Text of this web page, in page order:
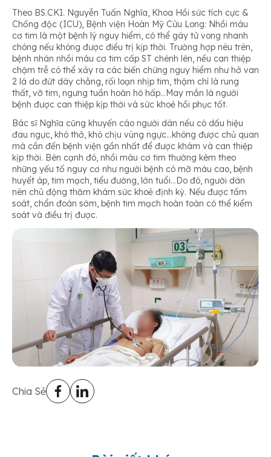
Theo BS.CKI. Nguyễn Tuấn Nghĩa, Khoa Hồi sức tích cực &
Chống độc (ICU), Bệnh viện Hoàn Mỹ Cửu Long: Nhồi máu
cơ tim là một bệnh lý nguy hiểm, có thể gây tử vong nhanh
chóng nếu không được điều trị kịp thời. Trường hợp nêu trên,
bệnh nhân nhồi máu cơ tim cấp ST chênh lên, nếu can thiệp
chậm trễ có thể xảy ra các biến chứng nguy hiểm như hở van
2 lá do đứt dây chằng, rối loạn nhịp tim, thậm chí là rung
thất, vỡ tim, ngưng tuần hoàn hô hấp…May mắn là người
bệnh được can thiệp kịp thời và sức khoẻ hồi phục tốt.
Bác sĩ Nghĩa cũng khuyến cáo người dân nếu có dấu hiệu
đau ngực, khó thở, khó chịu vùng ngực…không được chủ quan
mà cần đến bệnh viện gần nhất để được khám và can thiệp
kịp thời. Bên cạnh đó, nhồi máu cơ tim thường kèm theo
những yếu tố nguy cơ như người bệnh có mỡ máu cao, bệnh
huyết áp, tim mạch, tiểu đường, lớn tuổi…Do đó, người dân
nên chủ động thăm khám sức khoẻ định kỳ. Nếu được tầm
soát, chẩn đoán sớm, bệnh tim mạch hoàn toàn có thể kiểm
soát và điều trị được.
Chia Sẻ